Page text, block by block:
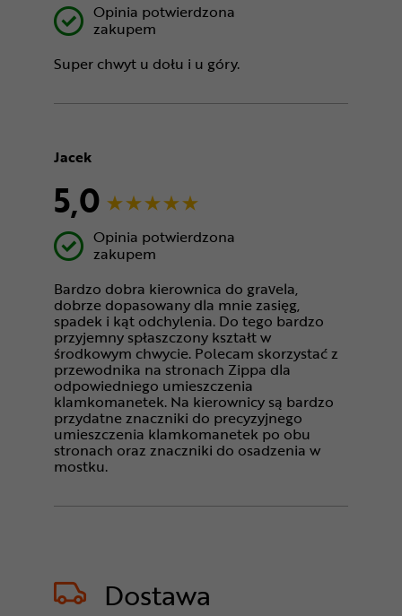
Opinia potwierdzona
zakupem
Super chwyt u dołu i u góry.
Jacek
5,0
Opinia potwierdzona
zakupem
Bardzo dobra kierownica do gravela,
dobrze dopasowany dla mnie zasięg,
spadek i kąt odchylenia. Do tego bardzo
przyjemny spłaszczony kształt w
środkowym chwycie. Polecam skorzystać z
przewodnika na stronach Zippa dla
odpowiedniego umieszczenia
klamkomanetek. Na kierownicy są bardzo
przydatne znaczniki do precyzyjnego
umieszczenia klamkomanetek po obu
stronach oraz znaczniki do osadzenia w
mostku.
Dostawa